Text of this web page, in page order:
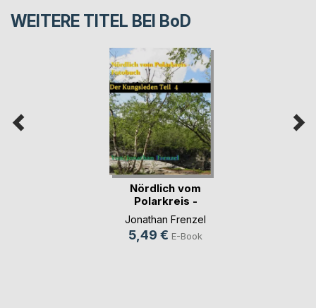
WEITERE TITEL BEI BoD
Nördlich vom
Polarkreis -
Fotobuch(...)
Jonathan Frenzel
5,49 € E-Book